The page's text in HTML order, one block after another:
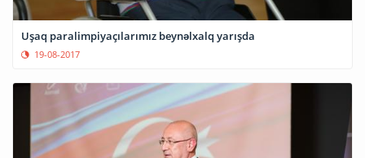
Uşaq paralimpiyaçılarımız beynəlxalq yarışda
19-08-2017